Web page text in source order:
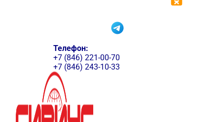
Телефон:
+7 (846) 221-00-70
+7 (846) 243-10-33